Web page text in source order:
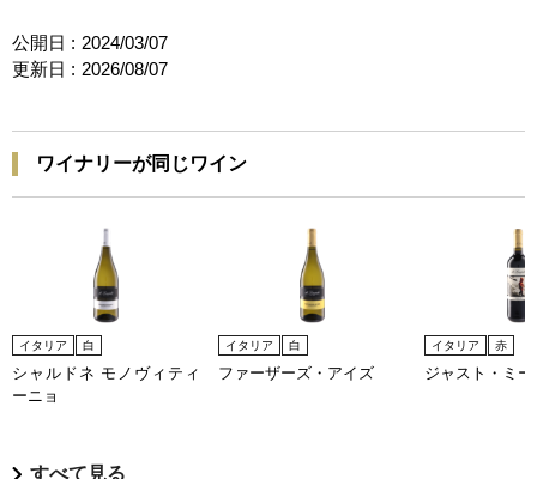
公開日 : 2024/03/07
更新日 : 2026/08/07
ワイナリーが同じワイン
イタリア 白
シャルドネ モノヴィティ
ーニョ
イタリア 白
ファーザーズ・アイズ
イタリア 赤
ジャスト・ミー
すべて見る